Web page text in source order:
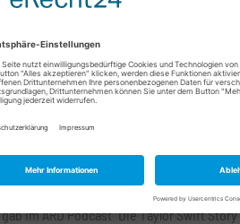
im ARD Podcast "Die Taylor Swift